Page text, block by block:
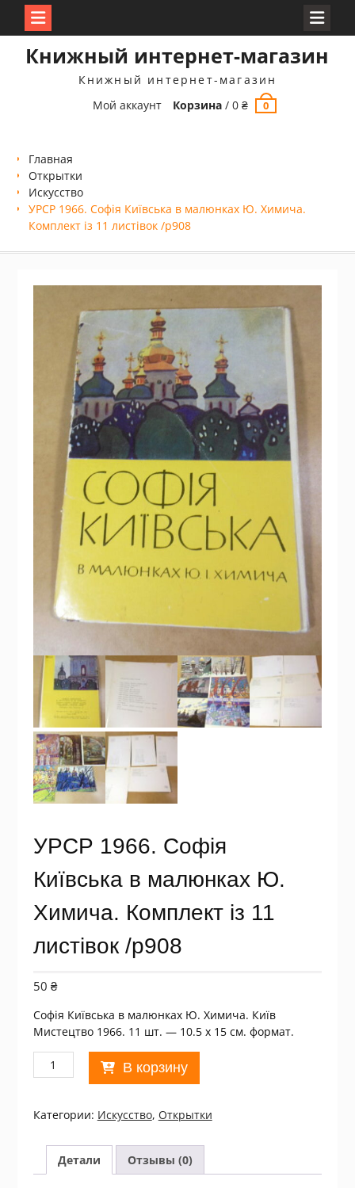
Книжный интернет-магазин
Книжный интернет-магазин
Мой аккаунт
Корзина /0₴ 0
Главная
Открытки
Искусство
УРСР 1966. Софія Київська в малюнках Ю. Химича.
Комплект із 11 листівок /р908
УРСР 1966. Софія
Київська в малюнках Ю.
Химича. Комплект із 11
листівок /р908
50 ₴
Софія Київська в малюнках Ю. Химича. Київ
Мистецтво 1966. 11 шт. — 10.5 х 15 см. формат.
Количество
товара
1966.
Київська
малюнках
В корзину
Категории: Искусство, Открытки
Детали Отзывы (0)